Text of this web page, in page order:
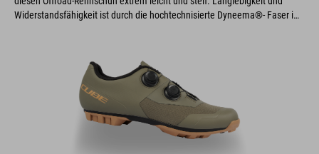
Widerstandsfähigkeit ist durch die hochtechnisierte Dyneema®- Faser im